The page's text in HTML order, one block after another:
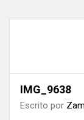
IMG_9638
Escrito por